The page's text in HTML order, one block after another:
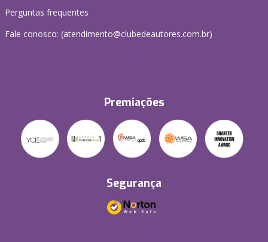
Perguntas frequentes
Fale conosco: (atendimento@clubedeautores.com.br)
Premiações
Segurança